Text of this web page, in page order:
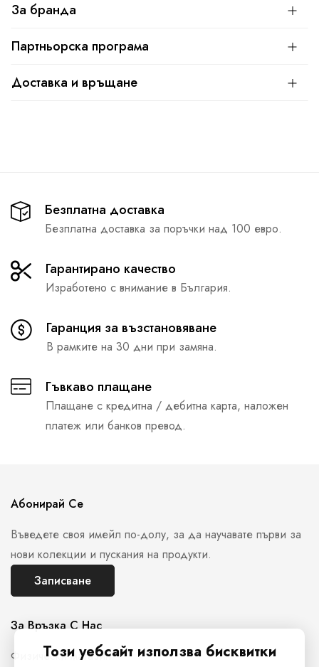
За бранда
Партньорска програма
Доставка и връщане
Безплатна доставка
Безплатна доставка за поръчки над 100 евро.
Гарантирано качество
Изработено с внимание в България.
Гаранция за възстановяване
В рамките на 30 дни при замяна.
Гъвкаво плащане
Плащане с кредитна / дебитна карта, наложен
платеж или банков превод.
За Връзка С Нас
Физически магазин
Абонирай Се
Въведете своя имейл по-долу, за да научавате първи за
нови колекции и пускания на продукти.
Записване
Този уебсайт използва бисквитки